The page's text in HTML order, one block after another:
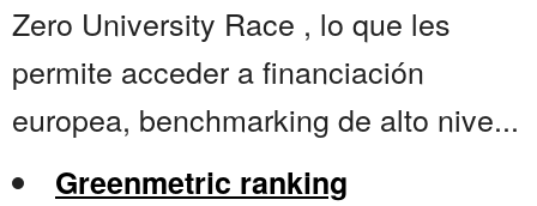
Zero University Race , lo que les
permite acceder a financiación
europea, benchmarking de alto nive...
Greenmetric ranking